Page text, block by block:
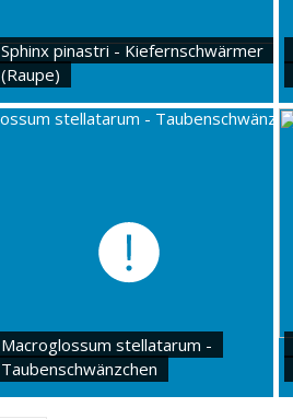
Sphinx pinastri - Kiefernschwärmer
(Raupe)
Macroglossum stellatarum -
Taubenschwänzchen